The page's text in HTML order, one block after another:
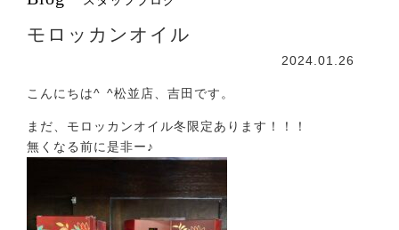
モロッカンオイル
2024.01.26
こんにちは^ ^松並店、吉田です。
まだ、モロッカンオイル冬限定あります！！！
無くなる前に是非ー♪